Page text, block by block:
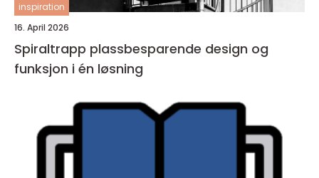
inspiration
16. April 2026
Spiraltrapp plassbesparende design og
funksjon i én løsning